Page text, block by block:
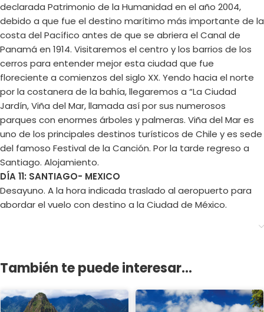
declarada Patrimonio de la Humanidad en el año 2004,
debido a que fue el destino marítimo más importante de la
costa del Pacífico antes de que se abriera el Canal de
Panamá en 1914. Visitaremos el centro y los barrios de los
cerros para entender mejor esta ciudad que fue
floreciente a comienzos del siglo XX. Yendo hacia el norte
por la costanera de la bahía, llegaremos a “La Ciudad
Jardín, Viña del Mar, llamada así por sus numerosos
parques con enormes árboles y palmeras. Viña del Mar es
uno de los principales destinos turísticos de Chile y es sede
del famoso Festival de la Canción. Por la tarde regreso a
Santiago. Alojamiento.
DÍA 11: SANTIAGO- MEXICO
Desayuno. A la hora indicada traslado al aeropuerto para
abordar el vuelo con destino a la Ciudad de México.
También te puede interesar...